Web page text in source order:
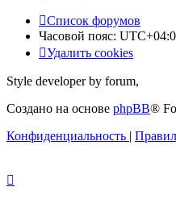
Список форумов
Часовой пояс:
Удалить cookies
Style developer by forum,
Создано на основе phpBB®
Конфиденциальность |